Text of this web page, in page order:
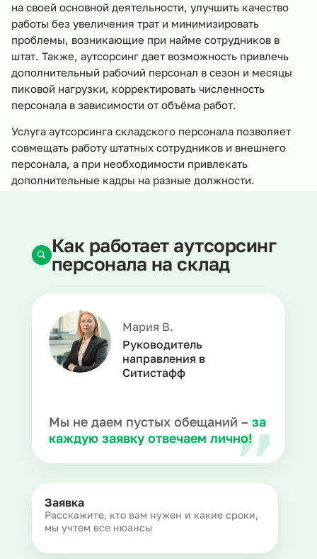
на своей основной деятельности, улучшить качество
работы без увеличения трат и минимизировать
проблемы, возникающие при найме сотрудников в
штат. Также, аутсорсинг дает возможность привлечь
дополнительный рабочий персонал в сезон и месяцы
пиковой нагрузки, корректировать численность
персонала в зависимости от объёма работ.
Услуга аутсорсинга складского персонала позволяет
совмещать работу штатных сотрудников и внешнего
персонала, а при необходимости привлекать
дополнительные кадры на разные должности.
Мария В.
Руководитель
направления в
Ситистафф
Мы не даем пустых обещаний – за
каждую заявку отвечаем лично!
Как работает аутсорсинг
персонала на склад
Заявка
Расскажите, кто вам нужен и какие сроки,
мы учтем все нюансы